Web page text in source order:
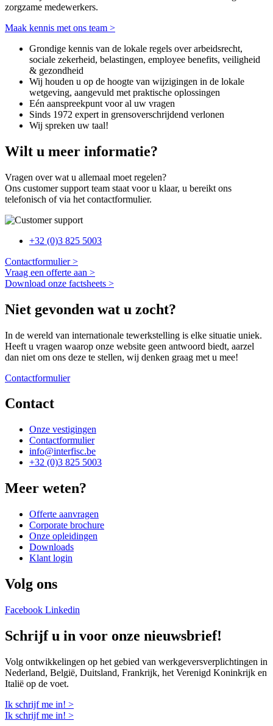
zorgzame medewerkers.
Maak kennis met ons team >
Grondige kennis van de lokale regels over arbeidsrecht,
sociale zekerheid, belastingen, employee benefits, veiligheid
& gezondheid
Wij houden u op de hoogte van wijzigingen in de lokale
wetgeving, aangevuld met praktische oplossingen
Eén aanspreekpunt voor al uw vragen
Sinds 1972 expert in grensoverschrijdend verlonen
Wij spreken uw taal!
Wilt u meer informatie?
Vragen over wat u allemaal moet regelen?
Ons customer support team staat voor u klaar, u bereikt ons
telefonisch of via het contactformulier.
+32 (0)3 825 5003
Contactformulier >
Vraag een offerte aan >
Download onze factsheets >
Niet gevonden wat u zocht?
In de wereld van internationale tewerkstelling is elke situatie uniek.
Heeft u vragen waarop onze website geen antwoord biedt, aarzel
dan niet om ons deze te stellen, wij denken graag met u mee!
Contactformulier
Contact
Onze vestigingen
Contactformulier
info@interfisc.be
+32 (0)3 825 5003
Meer weten?
Offerte aanvragen
Corporate brochure
Onze opleidingen
Downloads
Klant login
Volg ons
Facebook Linkedin
Schrijf u in voor onze nieuwsbrief!
Volg ontwikkelingen op het gebied van werkgeversverplichtingen in
Nederland, België, Duitsland, Frankrijk, het Verenigd Koninkrijk en
Italië op de voet.
Ik schrijf me in! >
Ik schrijf me in! >